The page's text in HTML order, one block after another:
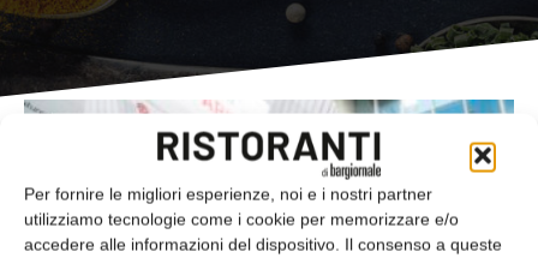
Per fornire le migliori esperienze, noi e i nostri partner
utilizziamo tecnologie come i cookie per memorizzare e/o
accedere alle informazioni del dispositivo. Il consenso a queste